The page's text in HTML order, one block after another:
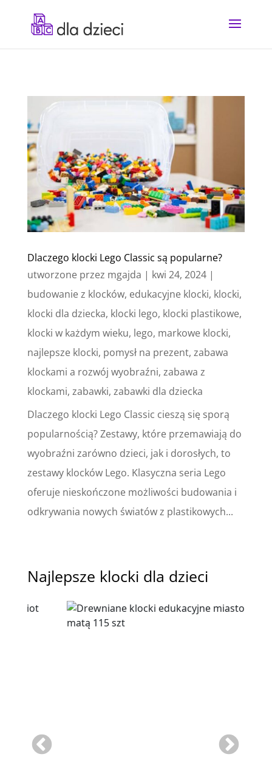
Dlaczego klocki Lego Classic są popularne?
utworzone przez mgajda | kwi 24, 2024|
budowanie z klocków, edukacyjne klocki, klocki,
klocki dla dziecka, klocki lego, klocki plastikowe,
klocki w każdym wieku, lego, markowe klocki,
najlepsze klocki, pomysł na prezent, zabawa
klockami a rozwój wyobraźni, zabawa z
klockami, zabawki, zabawki dla dziecka
Dlaczego klocki Lego Classic cieszą się sporą
popularnością? Zestawy, które przemawiają do
wyobraźni zarówno dzieci, jak i dorosłych, to
zestawy klocków Lego. Klasyczna seria Lego
oferuje nieskończone możliwości budowania i
odkrywania nowych światów z plastikowych...
Najlepsze klocki dla dzieci